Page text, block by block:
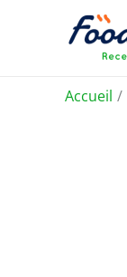
Accueil